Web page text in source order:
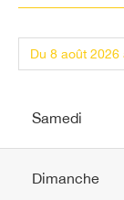
Samedi
Dimanche